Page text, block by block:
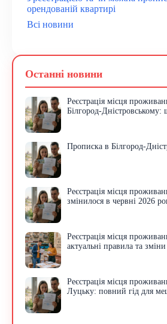
орендованій квартирі
Всі новини
Останні новини
Реєстрація місця
Білгород-
Прописка в Білгород-
Реєстрація місця
змінилося в червні 2026
Реєстрація місця
актуальні правила та
Реєстрація місця
Луцьку: повний гід для